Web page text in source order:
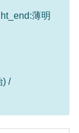
薄明
) /